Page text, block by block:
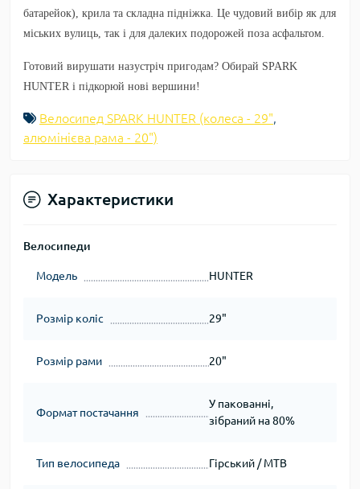
батарейок), крила та складна підніжка. Це чудовий вибір як для
міських вулиць, так і для далеких подорожей поза асфальтом.
Готовий вирушати назустріч пригодам? Обирай SPARK
HUNTER і підкорюй нові вершини!
Велосипед SPARK HUNTER (колеса - 29",
алюмінієва рама - 20")
Характеристики
Велосипеди
Модель HUNTER
Розмір коліс 29"
Розмір рами 20"
Формат постачання
У пакованні,
зібраний на 80%
Тип велосипеда Гірський / MTB